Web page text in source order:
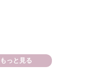
もっと見る